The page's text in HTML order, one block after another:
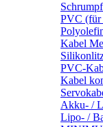
PVC
Kabel
PVC-
Kabel
Akku- /
Lipo- /